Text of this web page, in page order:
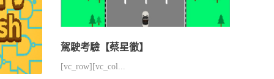
駕駛考驗【蔡星徹】
[vc_row][vc_col...